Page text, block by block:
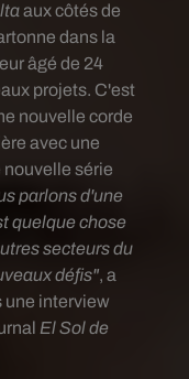
aux côtés de
dans la
âgé de 24
projets. C'est
nouvelle corde
avec une
série
parlons d'une
quelque chose
secteurs du
défis", a
une interview
El Sol de